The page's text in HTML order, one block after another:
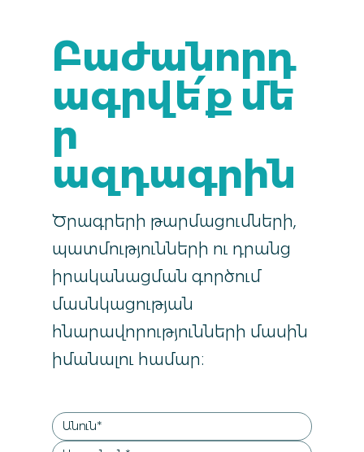
Ծրագրերի թարմացումների,
պատմությունների ու դրանց
իրականացման գործում
մասնկացության
հնարավորությունների մասին
իմանալու համար։
Բաժանորդ
ագրվե՛ք մե
ր
ազդագրին